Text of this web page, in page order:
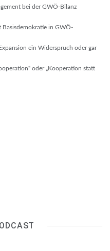
bei der GWÖ-Bilanz
Basisdemokratie in GWÖ-
ein Widerspruch oder gar
oder „Kooperation statt